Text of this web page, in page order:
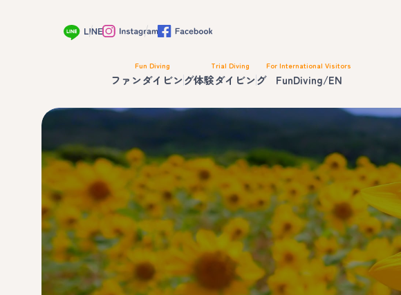
Fun Diving
ファンダイビング
Trial Diving
体験ダイビング
For International Visitors
FunDiving/EN